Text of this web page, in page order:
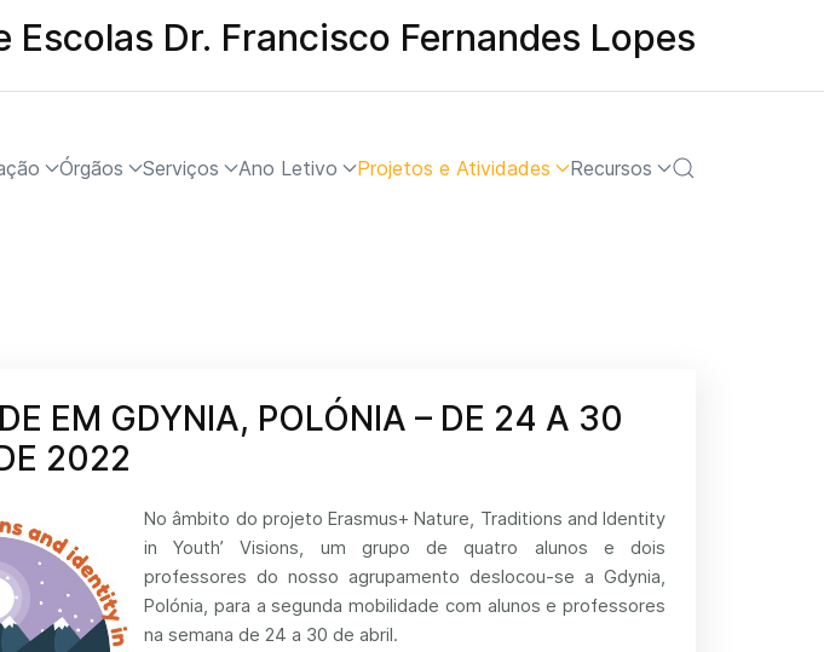
Escolas Dr. Francisco Fernandes Lopes
Órgãos Serviços Ano Letivo Projetos e Atividades Recursos
EM GDYNIA, POLÓNIA – DE 24 A 30
2022
No âmbito do projeto Erasmus+ Nature, Traditions and Identity
in Youth’ Visions, um grupo de quatro alunos e dois
professores do nosso agrupamento deslocou-se a Gdynia,
Polónia, para a segunda mobilidade com alunos e professores
na semana de 24 a 30 de abril.